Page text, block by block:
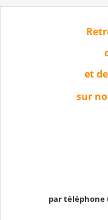
et
sur
par téléphone